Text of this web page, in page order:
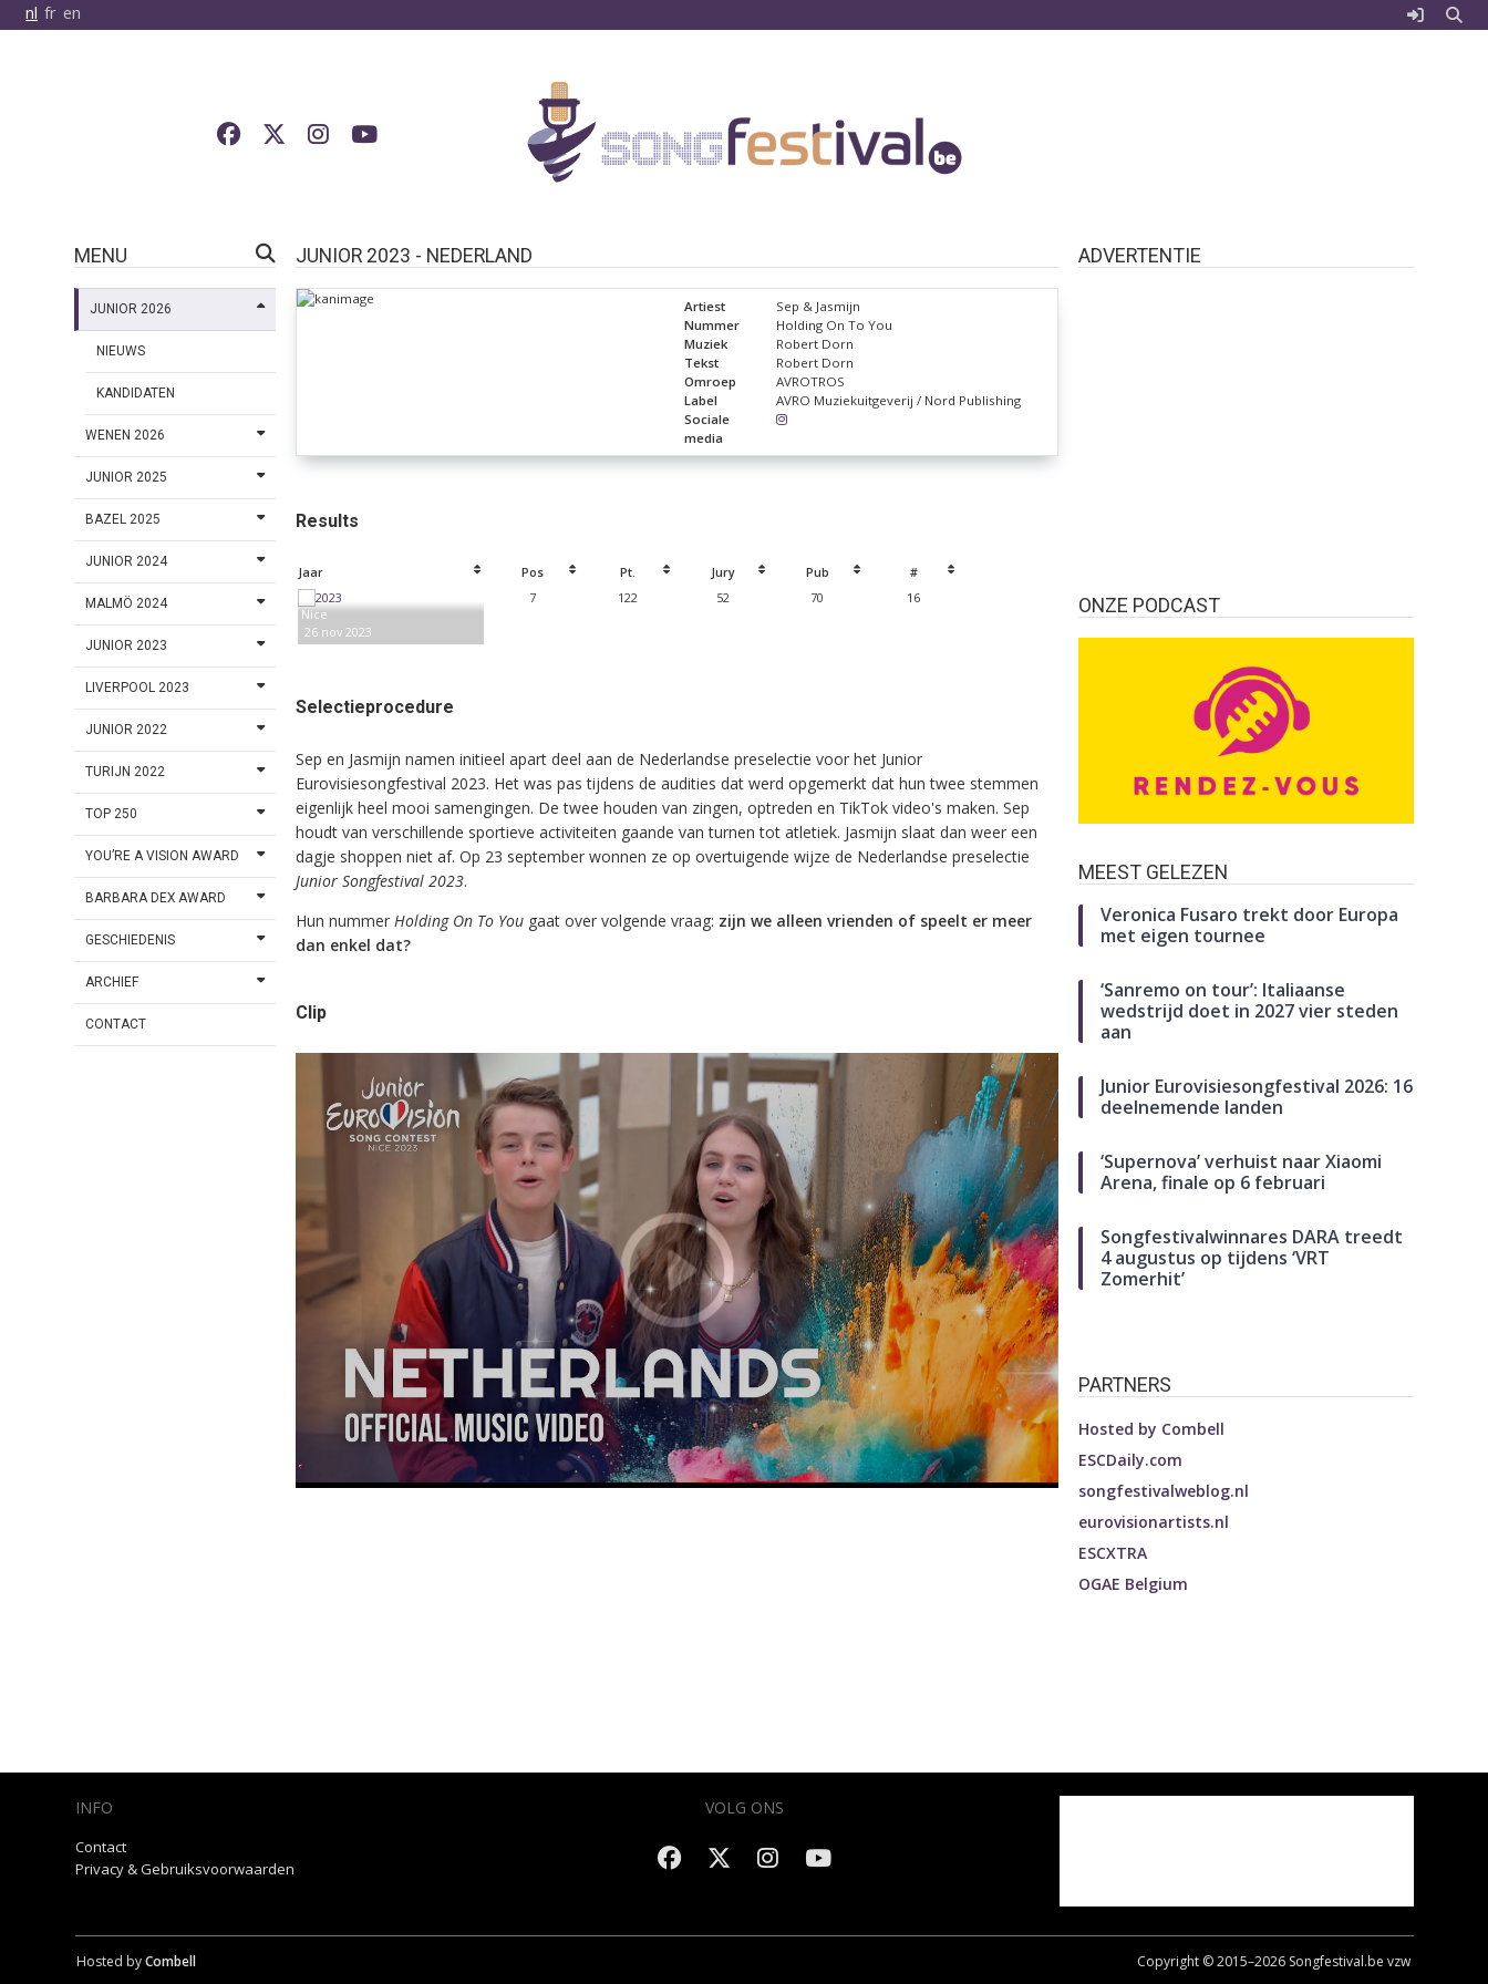
nl fr en
MENU
JUNIOR 2026
NIEUWS
KANDIDATEN
WENEN 2026
JUNIOR 2025
BAZEL 2025
JUNIOR 2024
MALMÖ 2024
JUNIOR 2023
LIVERPOOL 2023
JUNIOR 2022
TURIJN 2022
TOP 250
YOU’RE A VISION AWARD
BARBARA DEX AWARD
GESCHIEDENIS
ARCHIEF
CONTACT
JUNIOR 2023 - NEDERLAND
Artiest
Sep & Jasmijn
Nummer
Holding On To You
Muziek
Robert Dorn
Tekst
Robert Dorn
Omroep
AVROTROS
Label
AVRO Muziekuitgeverij / Nord Publishing
Sociale
media
Results
Jaar Pos Pt. Jury Pub #
Nice
26 nov 2023
7 122 52 70 16
Selectieprocedure
Sep en Jasmijn namen initieel apart deel aan de Nederlandse preselectie voor het Junior
Eurovisiesongfestival 2023. Het was pas tijdens de audities dat werd opgemerkt dat hun twee stemmen
eigenlijk heel mooi samengingen. De twee houden van zingen, optreden en TikTok video's maken. Sep
houdt van verschillende sportieve activiteiten gaande van turnen tot atletiek. Jasmijn slaat dan weer een
dagje shoppen niet af. Op 23 september wonnen ze op overtuigende wijze de Nederlandse preselectie
Junior Songfestival 2023.
Hun nummer Holding On To Yougaat over volgende vraag: zijn we alleen vrienden of speelt er meer
dan enkel dat?
Clip
ADVERTENTIE
ONZE PODCAST
MEEST GELEZEN
Veronica Fusaro trekt door Europa
met eigen tournee
‘Sanremo on tour’: Italiaanse
wedstrijd doet in 2027 vier steden
aan
Junior Eurovisiesongfestival 2026: 16
deelnemende landen
‘Supernova’ verhuist naar Xiaomi
Arena, finale op 6 februari
Songfestivalwinnares DARA treedt
4 augustus op tijdens ‘VRT
Zomerhit’
PARTNERS
Hosted by Combell
ESCDaily.com
songfestivalweblog.nl
eurovisionartists.nl
ESCXTRA
OGAE Belgium
INFO
Contact
Privacy & Gebruiksvoorwaarden
VOLG ONS
Hosted byCombell Copyright © 2015–2026 Songfestival.be vzw